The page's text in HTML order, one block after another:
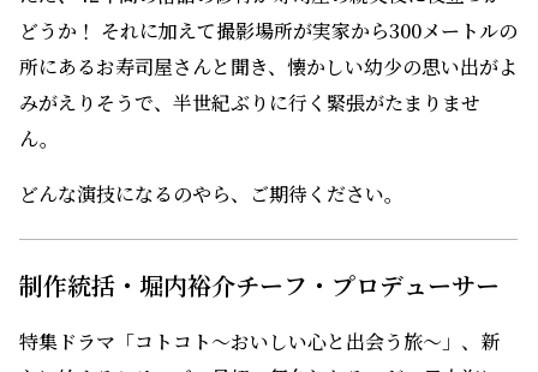
【志の輔さんのコメント】
このドラマの企画は47都道府県での撮影を目指している
その中で、ファーストにふるさと富山県が選ばれてとて
も嬉しく、また私の出演シーンもファーストシーンとの
ことで２倍の喜びです。
ただ、42年間の落語の修行が寿司屋の親父役に役立つか
どうか！ それに加えて撮影場所が実家から300メートルの
みがえりそうで、半世紀ぶりに行く緊張がたまりませ